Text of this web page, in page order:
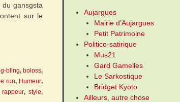
du gansgsta
sur le
bling, boloss,
run, Humeur,
rappeur,style,
Aujargues
Mairie d’Aujargues
Petit Patrimoine
Politico-satirique
Mus21
Gard Gamelles
Le Sarkostique
Bridget Kyoto
Ailleurs, autre chose